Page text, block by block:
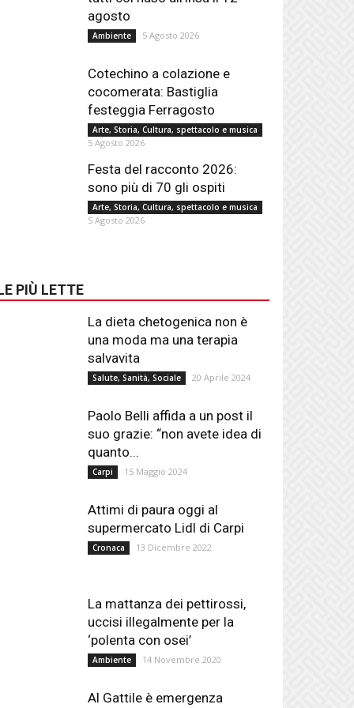
agosto
Ambiente 5 Agosto 2026
Cotechino a colazione e
cocomerata: Bastiglia
festeggia Ferragosto
Arte, Storia, Cultura, spettacolo e musica
5 Agosto 2026
Festa del racconto 2026:
sono più di 70 gli ospiti
Arte, Storia, Cultura, spettacolo e musica
5 Agosto 2026
PIÙ LETTE
La dieta chetogenica non è
una moda ma una terapia
salvavita
Salute, Sanità, Sociale 20 Aprile 2024
Paolo Belli affida a un post il
suo grazie: “non avete idea di
quanto...
Carpi 15 Maggio 2024
Attimi di paura oggi al
supermercato Lidl di Carpi
Cronaca 13 Dicembre 2022
La mattanza dei pettirossi,
uccisi illegalmente per la
‘polenta con osei’
Ambiente 14 Novembre 2020
Al Gattile è emergenza